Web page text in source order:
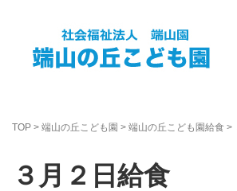
TOP > 端山の丘こども園 > 端山の丘こども園給食 >
３月２日給食